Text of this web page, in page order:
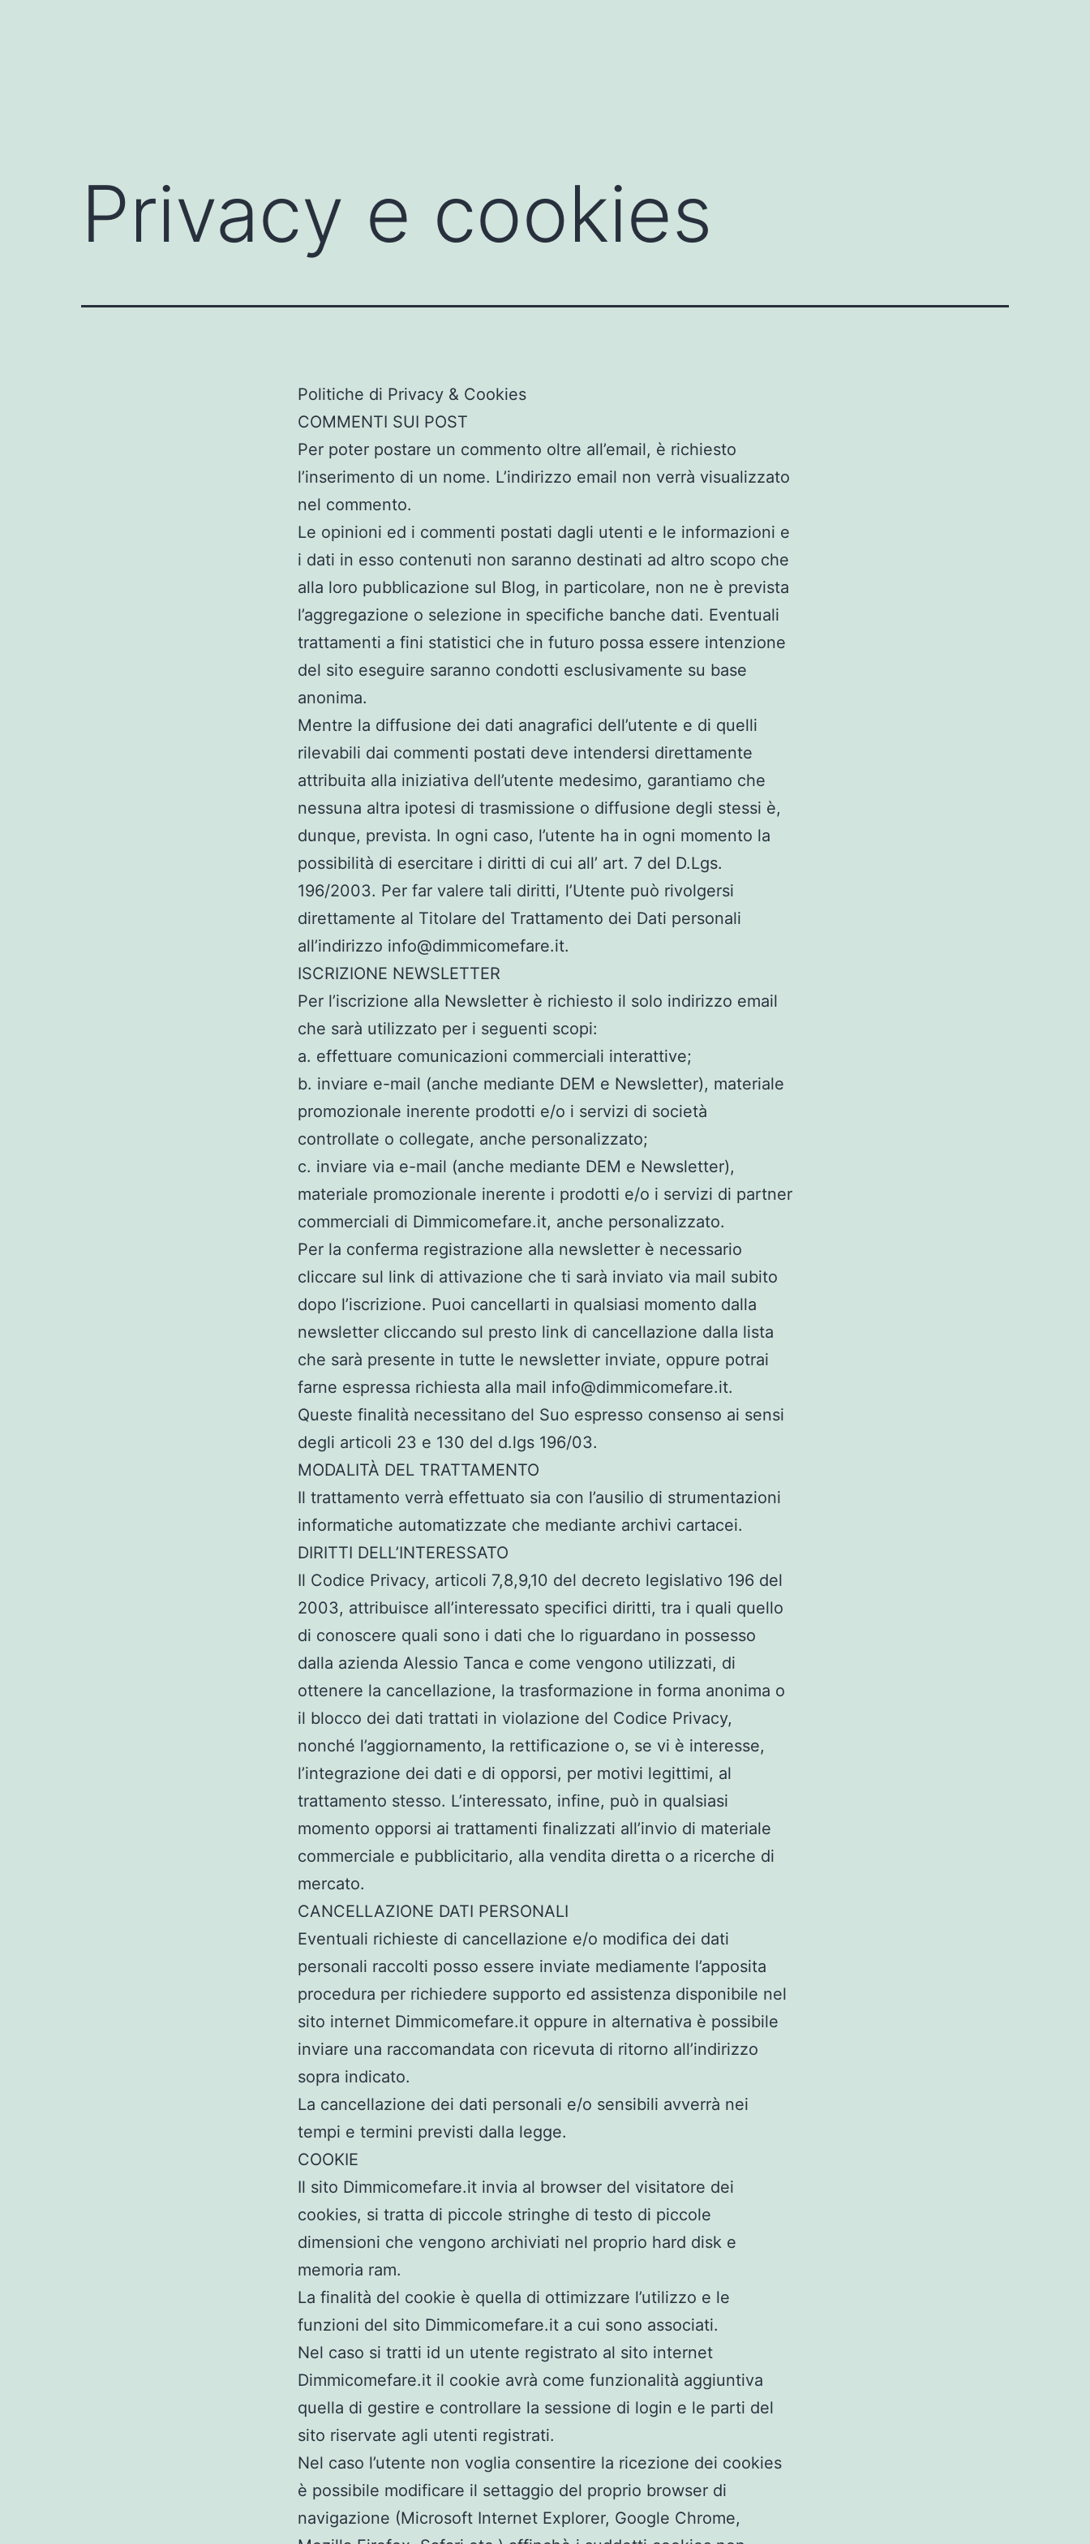
Privacy e cookies
Politiche di Privacy & Cookies
COMMENTI SUI POST
Per poter postare un commento oltre all’email, è richiesto
l’inserimento di un nome. L’indirizzo email non verrà visualizzato
nel commento.
Le opinioni ed i commenti postati dagli utenti e le informazioni e
i dati in esso contenuti non saranno destinati ad altro scopo che
alla loro pubblicazione sul Blog, in particolare, non ne è prevista
l’aggregazione o selezione in specifiche banche dati. Eventuali
trattamenti a fini statistici che in futuro possa essere intenzione
del sito eseguire saranno condotti esclusivamente su base
anonima.
Mentre la diffusione dei dati anagrafici dell’utente e di quelli
rilevabili dai commenti postati deve intendersi direttamente
attribuita alla iniziativa dell’utente medesimo, garantiamo che
nessuna altra ipotesi di trasmissione o diffusione degli stessi è,
dunque, prevista. In ogni caso, l’utente ha in ogni momento la
possibilità di esercitare i diritti di cui all’ art. 7 del D.Lgs.
196/2003. Per far valere tali diritti, l’Utente può rivolgersi
direttamente al Titolare del Trattamento dei Dati personali
all’indirizzo info@dimmicomefare.it.
ISCRIZIONE NEWSLETTER
Per l’iscrizione alla Newsletter è richiesto il solo indirizzo email
che sarà utilizzato per i seguenti scopi:
a. effettuare comunicazioni commerciali interattive;
b. inviare e-mail (anche mediante DEM e Newsletter), materiale
promozionale inerente prodotti e/o i servizi di società
controllate o collegate, anche personalizzato;
c. inviare via e-mail (anche mediante DEM e Newsletter),
materiale promozionale inerente i prodotti e/o i servizi di partner
commerciali di Dimmicomefare.it, anche personalizzato.
Per la conferma registrazione alla newsletter è necessario
cliccare sul link di attivazione che ti sarà inviato via mail subito
dopo l’iscrizione. Puoi cancellarti in qualsiasi momento dalla
newsletter cliccando sul presto link di cancellazione dalla lista
che sarà presente in tutte le newsletter inviate, oppure potrai
farne espressa richiesta alla mail info@dimmicomefare.it.
Queste finalità necessitano del Suo espresso consenso ai sensi
degli articoli 23 e 130 del d.lgs 196/03.
MODALITÀ DEL TRATTAMENTO
Il trattamento verrà effettuato sia con l’ausilio di strumentazioni
informatiche automatizzate che mediante archivi cartacei.
DIRITTI DELL’INTERESSATO
Il Codice Privacy, articoli 7,8,9,10 del decreto legislativo 196 del
2003, attribuisce all’interessato specifici diritti, tra i quali quello
di conoscere quali sono i dati che lo riguardano in possesso
dalla azienda Alessio Tanca e come vengono utilizzati, di
ottenere la cancellazione, la trasformazione in forma anonima o
il blocco dei dati trattati in violazione del Codice Privacy,
nonché l’aggiornamento, la rettificazione o, se vi è interesse,
l’integrazione dei dati e di opporsi, per motivi legittimi, al
trattamento stesso. L’interessato, infine, può in qualsiasi
momento opporsi ai trattamenti finalizzati all’invio di materiale
commerciale e pubblicitario, alla vendita diretta o a ricerche di
mercato.
CANCELLAZIONE DATI PERSONALI
Eventuali richieste di cancellazione e/o modifica dei dati
personali raccolti posso essere inviate mediamente l’apposita
procedura per richiedere supporto ed assistenza disponibile nel
sito internet Dimmicomefare.it oppure in alternativa è possibile
inviare una raccomandata con ricevuta di ritorno all’indirizzo
sopra indicato.
La cancellazione dei dati personali e/o sensibili avverrà nei
tempi e termini previsti dalla legge.
COOKIE
Il sito Dimmicomefare.it invia al browser del visitatore dei
cookies, si tratta di piccole stringhe di testo di piccole
dimensioni che vengono archiviati nel proprio hard disk e
memoria ram.
La finalità del cookie è quella di ottimizzare l’utilizzo e le
funzioni del sito Dimmicomefare.it a cui sono associati.
Nel caso si tratti id un utente registrato al sito internet
Dimmicomefare.it il cookie avrà come funzionalità aggiuntiva
quella di gestire e controllare la sessione di login e le parti del
sito riservate agli utenti registrati.
Nel caso l’utente non voglia consentire la ricezione dei cookies
è possibile modificare il settaggio del proprio browser di
navigazione (Microsoft Internet Explorer, Google Chrome,